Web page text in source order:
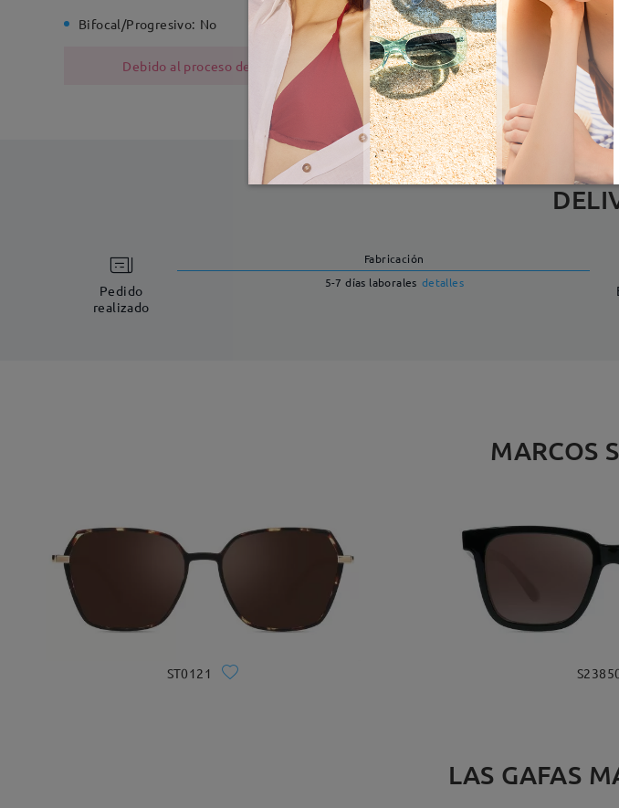
Bifocal/Progresivo: No Bisagra de resorte: No
Debido al proceso de fabricación, las monturas metálicas contienen níquel. Los
Pedido
realizado
Fabricación
5-7 días laborales detalles
MARCOS
ST0121
LAS GAFAS